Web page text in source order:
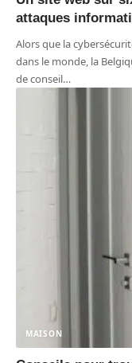
attaques
Alors que la
dans le monde, la
de conseil…
MAISON